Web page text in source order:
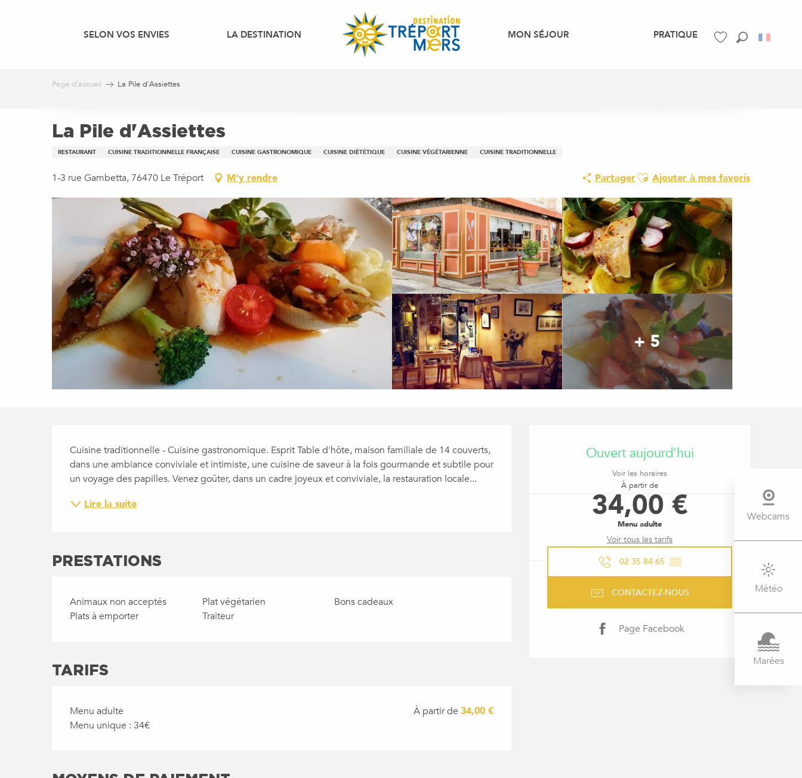
SELON VOS ENVIES LA DESTINATION MON SÉJOUR PRATIQUE
Webcams
Météo
Marées
Page d’accueil La Pile d'Assiettes
La Pile d'Assiettes
RESTAURANT CUISINE TRADITIONNELLE FRANÇAISE CUISINE GASTRONOMIQUE CUISINE DIÉTÉTIQUE CUISINE VÉGÉTARIENNE CUISINE TRADITIONNELLE
1-3 rue Gambetta, 76470 Le Tréport M'y rendre PartagerAjouter aux favoris
Ajouter à mes favoris
+ 5
Ouvert aujourd'hui
Voir les horaires
À partir de
34,00 €
Menu adulte
Voir tous les tarifs
02 35 84 65 ▒▒
CONTACTEZ-NOUS
Page Facebook
Cuisine traditionnelle - Cuisine gastronomique. Esprit Table d'hôte, maison familiale de 14 couverts,
dans une ambiance conviviale et intimiste, une cuisine de saveur à la fois gourmande et subtile pour
un voyage des papilles. Venez goûter, dans un cadre joyeux et conviviale, la restauration locale...
Lire la suite
PRESTATIONS
Animaux non acceptés Plat végétarien
Bons cadeaux
Plats à emporter
Traiteur
TARIFS
Menu adulte À partir de34,00 €
Menu unique : 34€